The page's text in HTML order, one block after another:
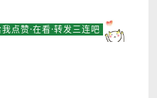
点赞·在看·转发三连吧